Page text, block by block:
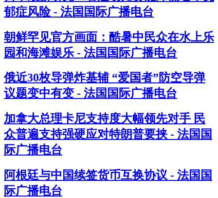
郁症风险 - 法国国际广播电台
朝鲜罕见官方画面：酷暑中民众在水上乐
园和海滩娱乐 - 法国国际广播电台
俄近30枚导弹炸基辅 “爱国者”防空导弹
议题变中有变 - 法国国际广播电台
加拿大总理卡尼支持度大幅领先对手 民
众普遍支持强硬应对特朗普要挟 - 法国国
际广播电台
阿根廷与中国续签货币互换协议 - 法国国
际广播电台